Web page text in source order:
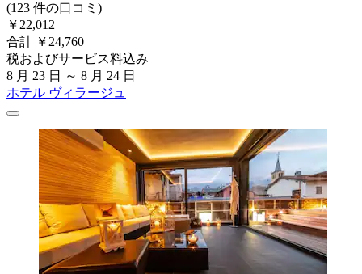
(123 件の口コミ)
￥22,012
合計 ￥24,760
税およびサービス料込み
8 月 23 日 ～ 8 月 24 日
ホテル ヴィラージュ